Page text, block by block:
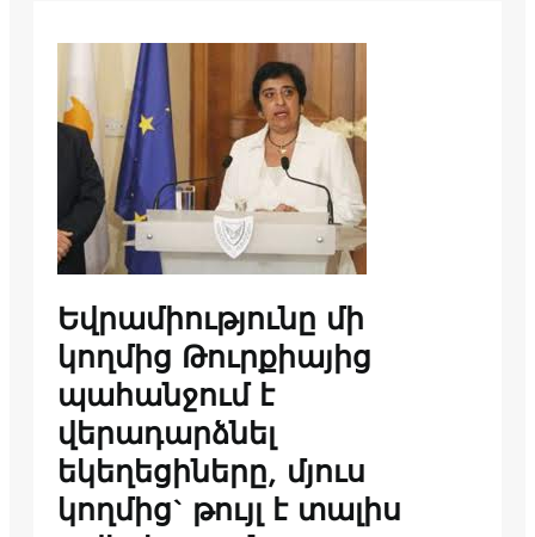
Եվրամիությունը մի
կողմից Թուրքիայից
պահանջում է
վերադարձնել
եկեղեցիները, մյուս
կողմից` թույլ է տալիս